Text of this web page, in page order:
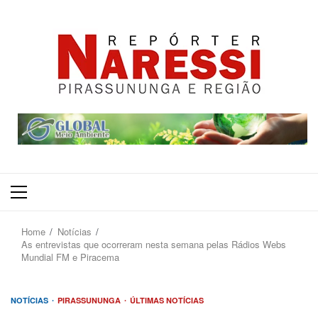
Primary
Home
Notícias
As entrevistas que ocorreram nesta semana pelas Rádios Webs
Mundial FM e Piracema
NOTÍCIAS PIRASSUNUNGA ÚLTIMAS NOTÍCIAS